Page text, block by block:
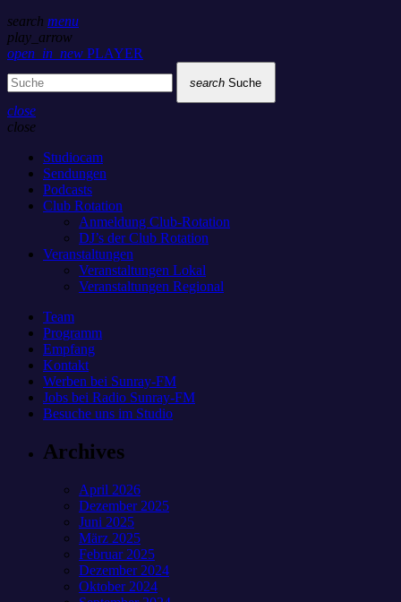
search menu
play_arrow
open_in_new PLAYER
search Suche
close
close
Studiocam
Sendungen
Podcasts
Club Rotation
Anmeldung Club-Rotation
DJ’s der Club Rotation
Veranstaltungen
Veranstaltungen Lokal
Veranstaltungen Regional
Team
Programm
Empfang
Kontakt
Werben bei Sunray-FM
Jobs bei Radio Sunray-FM
Besuche uns im Studio
Archives
April 2026
Dezember 2025
Juni 2025
März 2025
Februar 2025
Dezember 2024
Oktober 2024